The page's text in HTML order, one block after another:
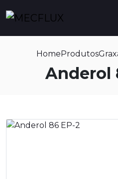
HomeProdutos
Anderol